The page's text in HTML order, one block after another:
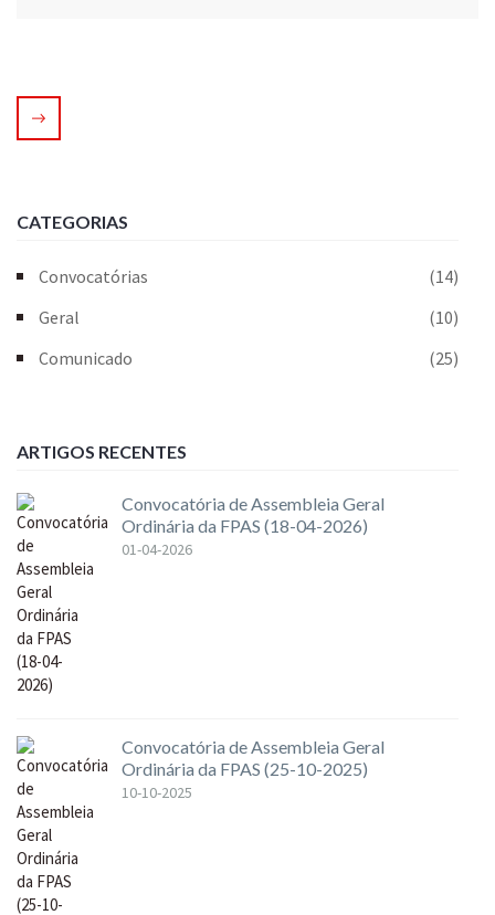
CATEGORIAS
Convocatórias
(14)
Geral
(10)
Comunicado
(25)
ARTIGOS RECENTES
Convocatória de Assembleia Geral
Ordinária da FPAS (18-04-2026)
01-04-2026
Convocatória de Assembleia Geral
Ordinária da FPAS (25-10-2025)
10-10-2025